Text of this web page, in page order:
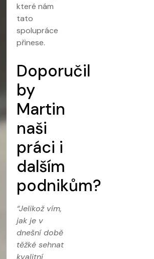
které nám
tato
spolupráce
přinese.
Doporučil
by
Martin
naši
práci i
dalším
podnikům?
“Jelikož vím,
jak je v
dnešní době
těžké sehnat
kvalitní